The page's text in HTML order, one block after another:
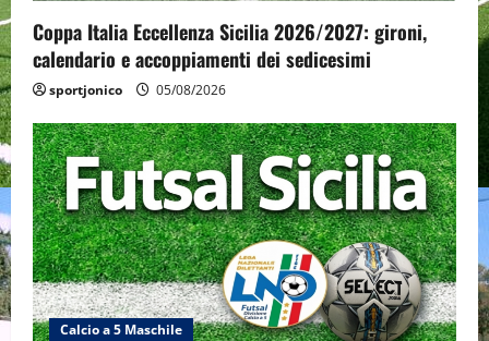
Coppa Italia Eccellenza Sicilia 2026/2027: gironi,
calendario e accoppiamenti dei sedicesimi
sportjonico 05/08/2026
Calcio a 5 Maschile